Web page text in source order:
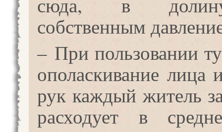
собственным
– При пользовании
ополаскивание лица
рук каждый житель
расходует в